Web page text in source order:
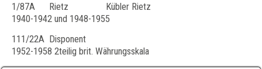
1/87A Rietz Kübler Rietz
1940-1942 und 1948-1955
111/22A Disponent
1952-1958 2teilig brit. Währungsskala